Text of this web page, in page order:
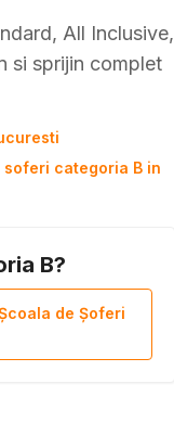
All Inclusive,
si sprijin complet
categoria B in
B?
de Șoferi